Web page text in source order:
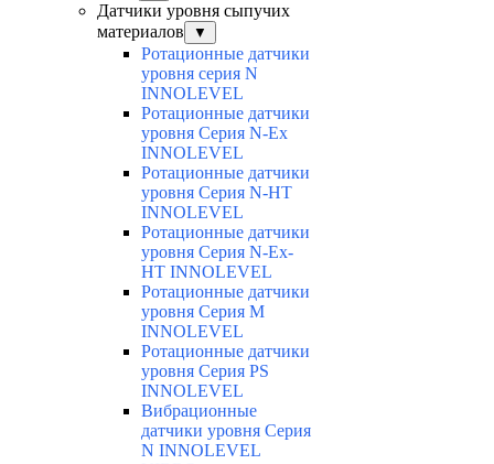
Датчики уровня сыпучих
материалов
▼
Ротационные датчики
уровня серия N
INNOLEVEL
Ротационные датчики
уровня Серия N-Ex
INNOLEVEL
Ротационные датчики
уровня Серия N-HT
INNOLEVEL
Ротационные датчики
уровня Серия N-Ex-
HT INNOLEVEL
Ротационные датчики
уровня Серия M
INNOLEVEL
Ротационные датчики
уровня Серия PS
INNOLEVEL
Вибрационные
датчики уровня Серия
N INNOLEVEL